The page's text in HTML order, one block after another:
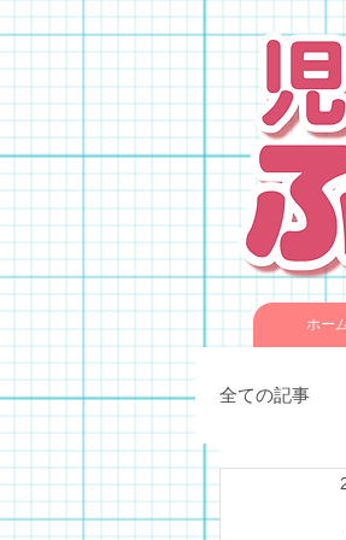
ホー
全ての記事
季節催